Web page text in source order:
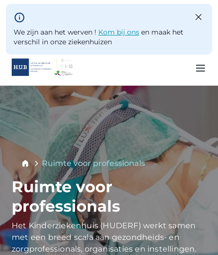
Skip to main content
We zijn aan het werven ! Kom bij ons en maak het
verschil in onze ziekenhuizen
Skip
to
main
content
Breadcrumb
Current:
Ruimte voor professionals
Ruimte voor
professionals
Het Kinderziekenhuis (HUDERF) werkt samen
met een breed scala aan gezondheids- en
zorgprofessionals, organisaties en instellingen.
Image